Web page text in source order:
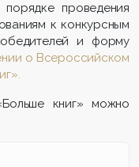
проведения
к конкурсным
и форму
о Всероссийском
книг» можно